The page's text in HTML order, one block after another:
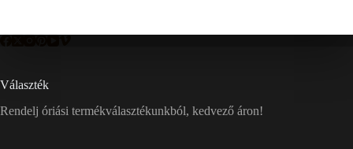
Választék
Rendelj óriási termékválasztékunkból, kedvező áron!